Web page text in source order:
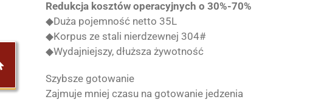
Redukcja kosztów operacyjnych o 30%-70%
◆Duża pojemność netto 35L
◆Korpus ze stali nierdzewnej 304#
◆Wydajniejszy, dłuższa żywotność
Szybsze gotowanie
Zajmuje mniej czasu na gotowanie jedzenia